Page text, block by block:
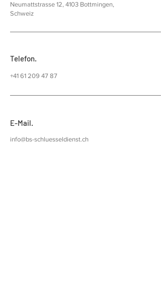
Neumattstrasse 12, 4103 Bottmingen,
Schweiz
Telefon.
+41 61 209 47 87
E-Mail.
info@bs-schluesseldienst.ch